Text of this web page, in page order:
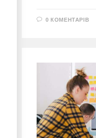
0 КОМЕНТАРІВ